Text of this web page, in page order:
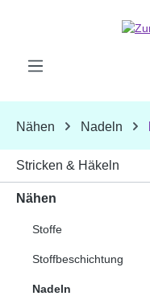
Nähen Nadeln
Stricken & Häkeln
Nähen
Stoffe
Stoffbeschichtung
Nadeln